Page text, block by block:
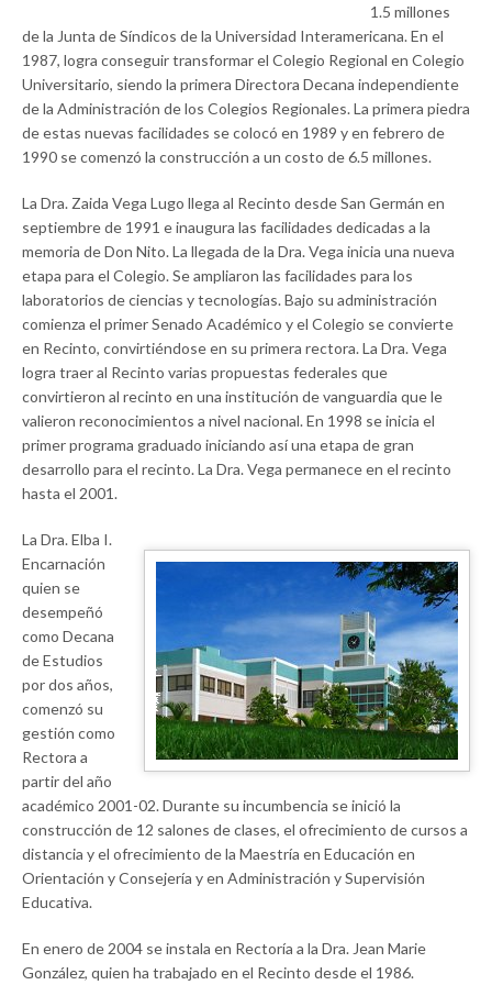
1.5 millones
de la Junta de Síndicos de la Universidad Interamericana. En el
1987, logra conseguir transformar el Colegio Regional en Colegio
Universitario, siendo la primera Directora Decana independiente
de la Administración de los Colegios Regionales. La primera piedra
de estas nuevas facilidades se colocó en 1989 y en febrero de
1990 se comenzó la construcción a un costo de 6.5 millones.
La Dra. Zaida Vega Lugo llega al Recinto desde San Germán en
septiembre de 1991 e inaugura las facilidades dedicadas a la
memoria de Don Nito. La llegada de la Dra. Vega inicia una nueva
etapa para el Colegio. Se ampliaron las facilidades para los
laboratorios de ciencias y tecnologías. Bajo su administración
comienza el primer Senado Académico y el Colegio se convierte
en Recinto, convirtiéndose en su primera rectora. La Dra. Vega
logra traer al Recinto varias propuestas federales que
convirtieron al recinto en una institución de vanguardia que le
valieron reconocimientos a nivel nacional. En 1998 se inicia el
primer programa graduado iniciando así una etapa de gran
desarrollo para el recinto. La Dra. Vega permanece en el recinto
hasta el 2001.
La Dra. Elba I.
Encarnación
quien se
desempeñó
como Decana
de Estudios
por dos años,
comenzó su
gestión como
Rectora a
partir del año
académico 2001-02. Durante su incumbencia se inició la
construcción de 12 salones de clases, el ofrecimiento de cursos a
distancia y el ofrecimiento de la Maestría en Educación en
Orientación y Consejería y en Administración y Supervisión
Educativa.
En enero de 2004 se instala en Rectoría a la Dra. Jean Marie
González, quien ha trabajado en el Recinto desde el 1986.